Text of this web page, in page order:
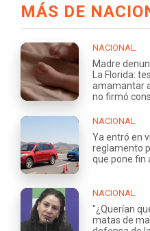
MÁS DE
NACIONAL
Madre
La Florida:
amamantar
no firmó
NACIONAL
Ya entró en
reglamento
que pone fin
NACIONAL
"¿Querían
matas de